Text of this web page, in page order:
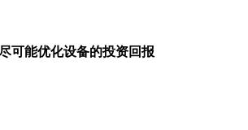
可能优化设备的投资回报